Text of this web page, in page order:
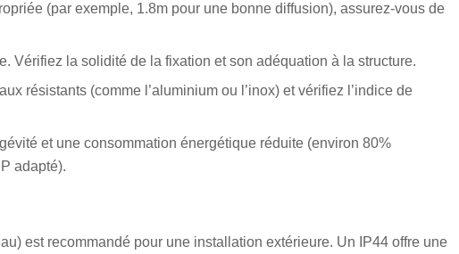
(par exemple, 1.8m pour une bonne diffusion), assurez-vous de
Vérifiez la solidité de la fixation et son adéquation à la structure.
résistants (comme l’aluminium ou l’inox) et vérifiez l’indice de
et une consommation énergétique réduite (environ 80%
adapté).
est recommandé pour une installation extérieure. Un IP44 offre une